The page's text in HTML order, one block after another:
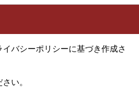
バシーポリシーに基づき作成さ
い。